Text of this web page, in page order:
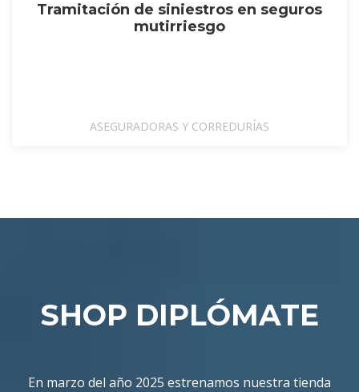
Tramitación de siniestros en seguros
mutirriesgo
ASEGURADORAS Y CORREDURÍAS
SHOP DIPLÓMATE
En marzo del año 2025 estrenamos nuestra tienda